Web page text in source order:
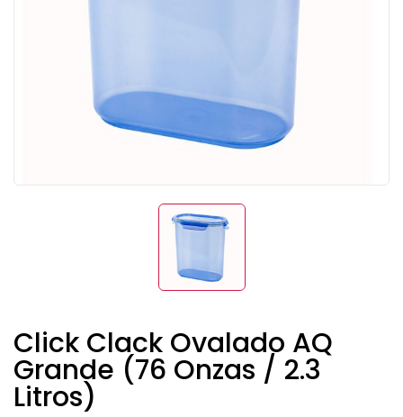
Click Clack Ovalado AQ
Grande (76 Onzas / 2.3
Litros)